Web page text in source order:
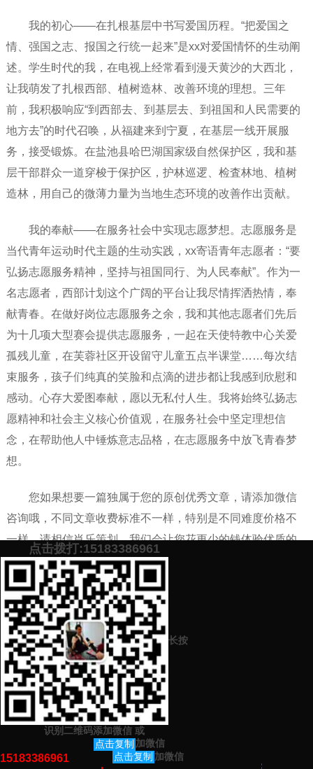
我的初心——在扎根基层中书写爱国历程。“把爱国之
情、强国之志、报国之行统一起来”是xx对爱国情怀的生动阐
述。学生时代的我，在电视上经常看到漫天黄沙的大西北，
让我萌发了扎根西部、植树造林、改善环境的理想。三年
前，我积极响应“到西部去、到基层去、到祖国和人民需要的
地方去”的时代召唤，从福建来到宁夏，在基层一线开展服
务，接受锻炼。在盐池县哈巴湖国家级自然保护区，我和基
层干部群众一道穿梭于保护区，护林巡逻、检査林地、植树
造林，用自己的微薄力量为当地生态环境的改善作出贡献。
我的奉献——在服务社会中实现志愿梦想。志愿服务是
当代青年运动时代主题的生动实践，xx寄语青年志愿者：“要
弘扬志愿服务精神，坚持与祖国同行、为人民奉献”。作为一
名志愿者，西部计划这个广阔的平台让我尽情挥洒热情，奉
献青春。在做好岗位志愿服务之余，我和其他志愿者们先后
为十几项大型赛会提供志愿服务，一起在天使特教中心关爱
孤残儿童，在芙蓉社区开设留守儿童五点半课堂……每次结
束服务，孩子们纯真的笑脸和点滴的进步都让我感到欣慰和
感动。心存大爱图奉献，愿以无私付人生。我将始终弘扬志
愿精神和社会主义核心价值观，在服务社会中坚定理想信
念，在帮助他人中锤炼意志品格，在志愿服务中放飞青春梦
想。
您如果想要一篇独属于您的原创优秀文章，请添加微信
咨询哦，不同文章收费标准不一样，特别是不同难度价格不
一样，请相信肖乐策划，我们会让您花更少的钱体验优质的
代写原创文章服务。
预约营销老师 添加微信号：scyxch
案！
上一篇：1000字人物传记在各个代写平台网站都是什么价格
下一篇：勤俭节约文章哪个代写网站平台写的质量特别好
猜你感兴趣的内容
点击拨打:15183386961
长按
识别二维码添加微信 或
点击复制
15183386961
加微信
点击复制 加微信